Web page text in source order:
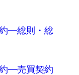
―総則・総
―売買契約